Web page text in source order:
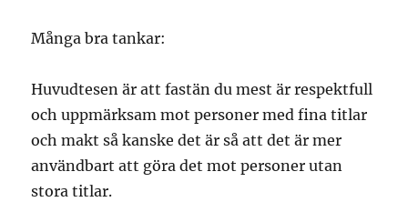
Många bra tankar:
Huvudtesen är att fastän du mest är respektfull
och uppmärksam mot personer med fina titlar
och makt så kanske det är så att det är mer
användbart att göra det mot personer utan
stora titlar.